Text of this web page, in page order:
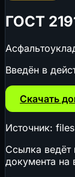
ГОСТ
Введён в
Скачать
Источник:
Ссылка ведёт
документа на